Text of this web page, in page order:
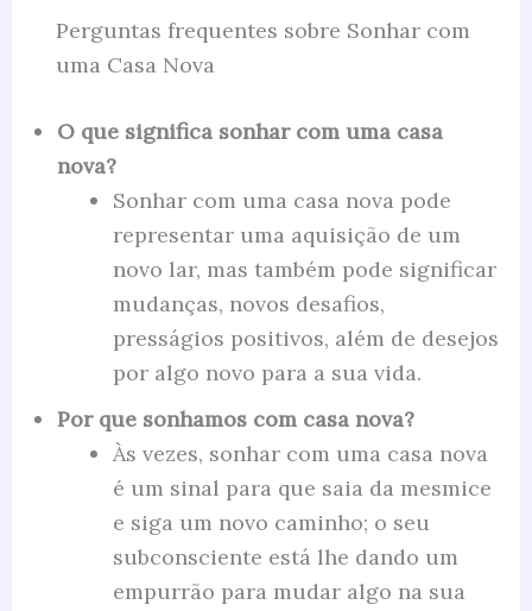
Perguntas frequentes sobre Sonhar com
uma Casa Nova
O que significa sonhar com uma casa
nova?
Sonhar com uma casa nova pode
representar uma aquisição de um
novo lar, mas também pode significar
mudanças, novos desafios,
presságios positivos, além de desejos
por algo novo para a sua vida.
Por que sonhamos com casa nova?
Às vezes, sonhar com uma casa nova
é um sinal para que saia da mesmice
e siga um novo caminho; o seu
subconsciente está lhe dando um
empurrão para mudar algo na sua